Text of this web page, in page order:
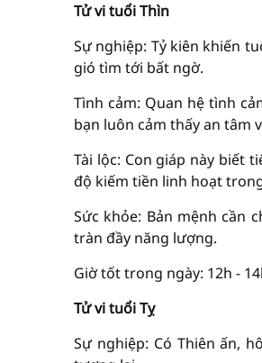
Tử vi tuổi Thìn
Sự nghiệp: Tỷ kiên khiến
gió tìm tới bất ngờ.
Tình cảm: Quan hệ tình
bạn luôn cảm thấy an tâm
Tài lộc: Con giáp này biết
độ kiếm tiền linh hoạt
Sức khỏe: Bản mệnh cần
tràn đầy năng lượng.
Giờ tốt trong ngày: 12h -
Tử vi tuổi Tỵ
Sự nghiệp: Có Thiên ấn,